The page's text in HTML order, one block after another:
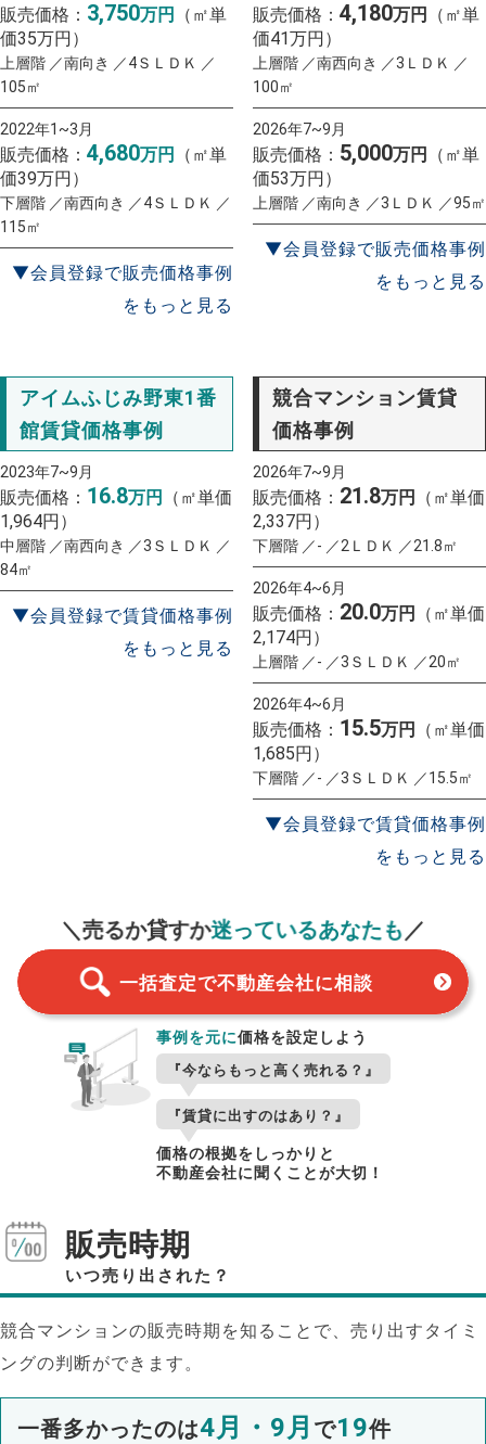
販売価格： 3,750万円
（㎡単
価35万円）
上層階 ／南向き ／4ＳＬＤＫ ／
105㎡
2022年1~3月
販売価格： 4,680万円
（㎡単
価39万円）
下層階 ／南西向き ／4ＳＬＤＫ ／
115㎡
▼会員登録で販売価格事例
をもっと見る
販売価格： 4,180万円
（㎡単
価41万円）
上層階 ／南西向き ／3ＬＤＫ ／
100㎡
2026年7~9月
販売価格： 5,000万円
（㎡単
価53万円）
上層階 ／南向き ／3ＬＤＫ ／95㎡
▼会員登録で販売価格事例
をもっと見る
アイムふじみ野東1番
館賃貸価格事例
2023年7~9月
販売価格： 16.8万円
（㎡単価
1,964円）
中層階 ／南西向き ／3ＳＬＤＫ ／
84㎡
▼会員登録で賃貸価格事例
をもっと見る
競合マンション賃貸
価格事例
2026年7~9月
販売価格： 21.8万円
（㎡単価
2,337円）
下層階 ／- ／2ＬＤＫ ／21.8㎡
2026年4~6月
販売価格： 20.0万円
（㎡単価
2,174円）
上層階 ／- ／3ＳＬＤＫ ／20㎡
2026年4~6月
販売価格： 15.5万円
（㎡単価
1,685円）
下層階 ／- ／3ＳＬＤＫ ／15.5㎡
▼会員登録で賃貸価格事例
をもっと見る
＼売るか貸すか迷っているあなたも／
一括査定で不動産会社に相談
事例を元に価格を設定しよう
『今ならもっと高く売れる？』
『賃貸に出すのはあり？』
価格の根拠をしっかりと
不動産会社に聞くことが大切！
販売時期
いつ売り出された？
競合マンションの販売時期を知ることで、売り出すタイミ
ングの判断ができます。
一番多かったのは4月・9月 で19件